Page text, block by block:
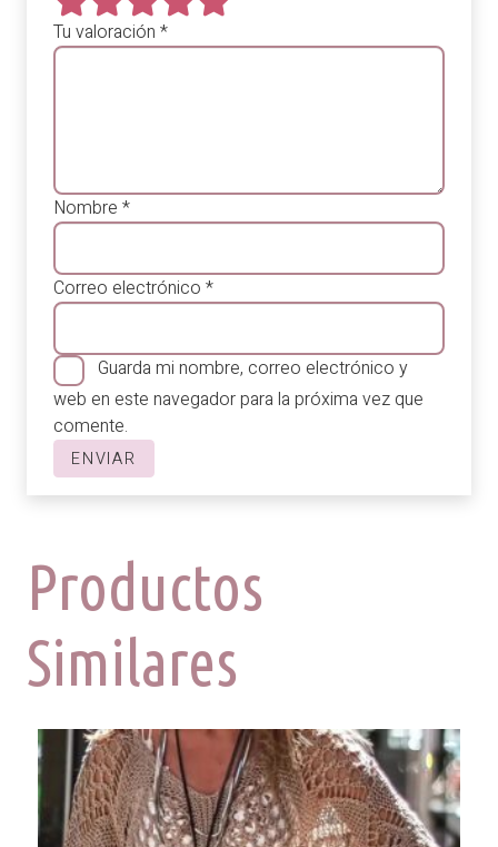
Tu valoración *
Nombre *
Correo electrónico *
Guarda mi nombre, correo electrónico y
web en este navegador para la próxima vez que
comente.
Productos
Similares